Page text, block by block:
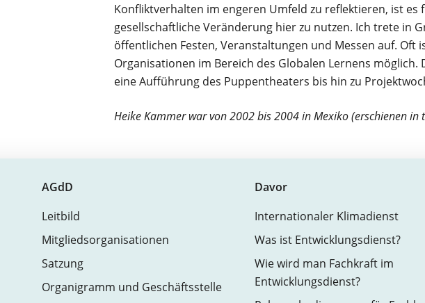
Konfliktverhalten im engeren Umfeld zu reflektieren, ist
gesellschaftliche Veränderung hier zu nutzen. Ich trete in
öffentlichen Festen, Veranstaltungen und Messen auf.
Organisationen im Bereich des Globalen Lernens
eine Aufführung des Puppentheaters bis hin zu
Heike Kammer war von 2002 bis 2004 in Mexiko (erschienen in
AGdD
Leitbild
Mitgliedsorganisationen
Satzung
Organigramm und Geschäftsstelle
Davor
Internationaler Klimadienst
Was ist Entwicklungsdienst?
Wie wird man Fachkraft im
Entwicklungsdienst?